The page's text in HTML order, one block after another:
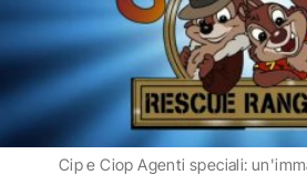
Cip e Ciop Agenti speciali: